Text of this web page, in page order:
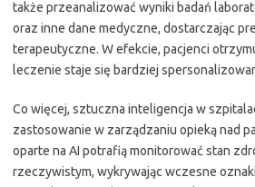
także przeanalizować wyniki badań
oraz inne dane medyczne, dostarczając
terapeutyczne. W efekcie, pacjenci
leczenie staje się bardziej
Co więcej, sztuczna inteligencja w
zastosowanie w zarządzaniu opieką nad
oparte na AI potrafią monitorować stan
rzeczywistym, wykrywając wczesne